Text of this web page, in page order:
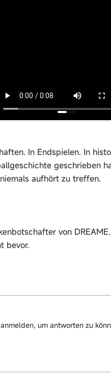
In Endspielen. In
geschrieben
aufhört zu treffen.
von DREAME.
bevor.
um antworten zu